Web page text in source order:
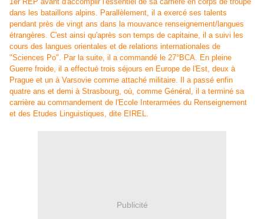
dans les bataillons alpins. Parallèlement, il a exercé ses talents
pendant près de vingt ans dans la mouvance renseignement/langues
étrangères. C'est ainsi qu'après son temps de capitaine, il a suivi les
cours des langues orientales et de relations internationales de
"Sciences Po". Par la suite, il a commandé le 27°BCA. En pleine
Guerre froide, il a effectué trois séjours en Europe de l'Est, deux à
Prague et un à Varsovie comme attaché militaire. Il a passé enfin
quatre ans et demi à Strasbourg, où, comme Général, il a terminé sa
carrière au commandement de l'Ecole Interarmées du Renseignement
et des Etudes Linguistiques, dite EIREL.
Publicité